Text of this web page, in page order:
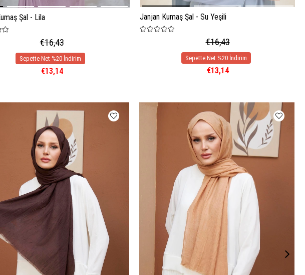
Şal - Lila
€16,43
€13,14
Janjan Kumaş Şal - Su Yeşili
€16,43
€13,14